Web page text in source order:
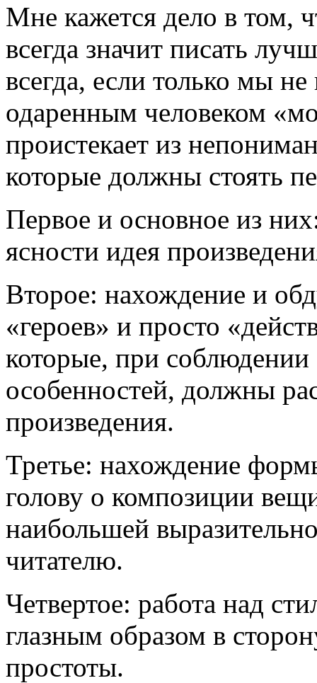
Мне кажется дело в том,
всегда значит писать
всегда, если только мы
одаренным человеком
проистекает из
которые должны стоять
Первое и основное из
ясности идея
Второе: нахождение и
«героев» и просто
которые, при
особенностей, должны
произведения.
Третье: нахождение
голову о композиции
наибольшей
читателю.
Четвертое: работа над
глазным образом в
простоты.